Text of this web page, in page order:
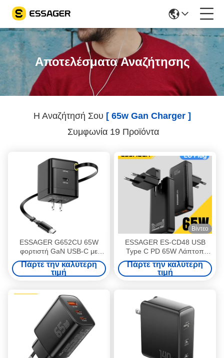
Αποτελέσματα Αναζήτησης
Η Αναζήτησή Σου [ 65w Gan Charger ]
Συμφωνία 19 Προϊόντα
ESSAGER G652CU 65W
φορτιστή GaN USB-C με
λειτουργία PPS
Πάρτε την καλύτερη
τιμή
Βίντεο
ESSAGER ES-CD48 USB
Type C PD 65W Λάπτοπ
Γρήγορη φόρτιση Gan Ultra
Thin Slim
Πάρτε την καλύτερη
τιμή